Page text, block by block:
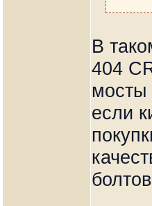
В
404
мосты
если